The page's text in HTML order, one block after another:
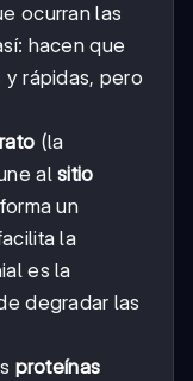
ocurran las
hacen que
rápidas, pero
(la
alsitio
un
la
es la
degradar las
proteínas